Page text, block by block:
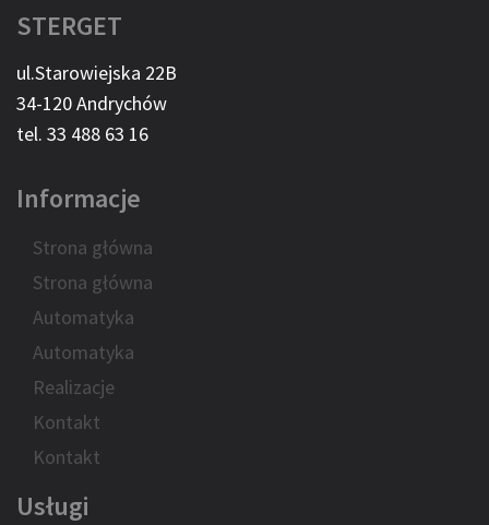
STERGET
ul.Starowiejska 22B
34-120 Andrychów
tel. 33 488 63 16
Informacje
Strona główna
Strona główna
Automatyka
Automatyka
Realizacje
Kontakt
Kontakt
Usługi